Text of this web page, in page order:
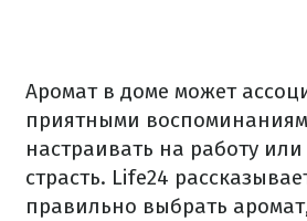
Аромат в доме может
приятными
настраивать на работу
страсть. Life24
правильно выбрать